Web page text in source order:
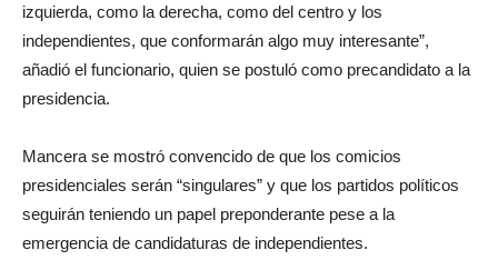
izquierda, como la derecha, como del centro y los
independientes, que conformarán algo muy interesante”,
añadió el funcionario, quien se postuló como precandidato a la
presidencia.
Mancera se mostró convencido de que los comicios
presidenciales serán “singulares” y que los partidos políticos
seguirán teniendo un papel preponderante pese a la
emergencia de candidaturas de independientes.